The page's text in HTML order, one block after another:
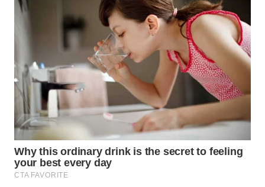
BINTAN
MANDALIKA
WN
LIKUPANG
WN
LABUANBAJO
WN